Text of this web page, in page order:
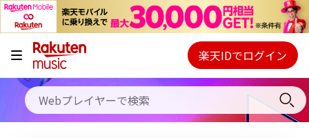
キャンペーン
料金プラン
使い方
Webプレイヤー
ご契約内容の確認・変更
楽天IDでログイン